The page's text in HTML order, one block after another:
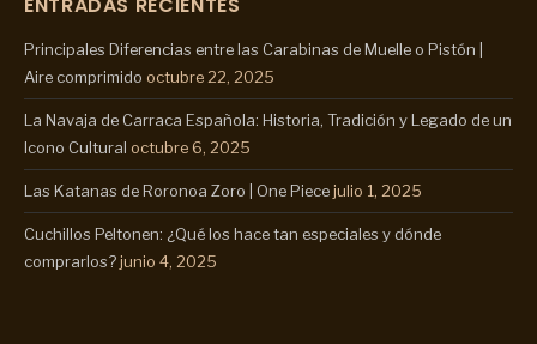
Principales Diferencias entre las Carabinas de Muelle o Pistón |
Aire comprimido octubre 22, 2025
La Navaja de Carraca Española: Historia, Tradición y Legado de un
Icono Cultural octubre 6, 2025
Las Katanas de Roronoa Zoro | One Piecejulio 1, 2025
Cuchillos Peltonen: ¿Qué los hace tan especiales y dónde
comprarlos?junio 4, 2025